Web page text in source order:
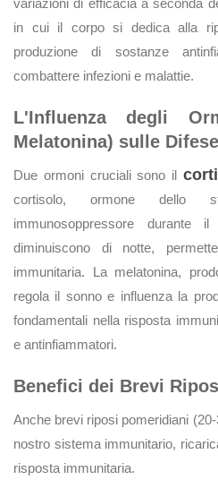
variazioni di efficacia a seconda
in cui il corpo si dedica alla
produzione di sostanze
combattere infezioni e malattie.
L'Influenza degli
Melatonina) sulle
Due ormoni cruciali sono il
cortisolo, ormone dello
immunosoppressore
diminuiscono di notte,
immunitaria. La melatonina,
regola il sonno e influenza la
fondamentali nella risposta
e antinfiammatori.
Benefici dei Brevi
Anche brevi riposi pomeridiani
nostro sistema immunitario,
risposta immunitaria.